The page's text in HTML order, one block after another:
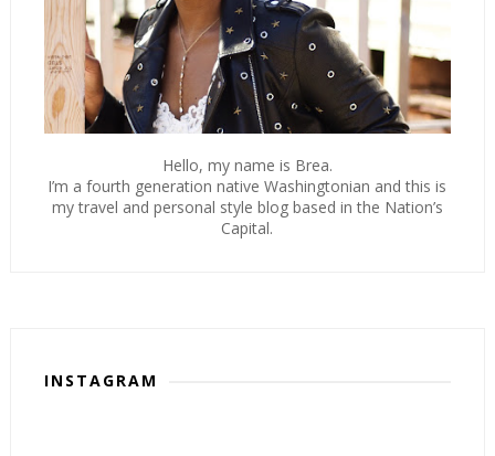
Hello, my name is Brea.
I’m a fourth generation native Washingtonian and this is
my travel and personal style blog based in the Nation’s
Capital.
INSTAGRAM